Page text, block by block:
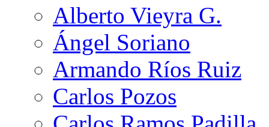
Alberto Vieyra G.
Ángel Soriano
Armando Ríos Ruiz
Carlos Pozos